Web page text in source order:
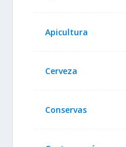
Apicultura
Cerveza
Conservas